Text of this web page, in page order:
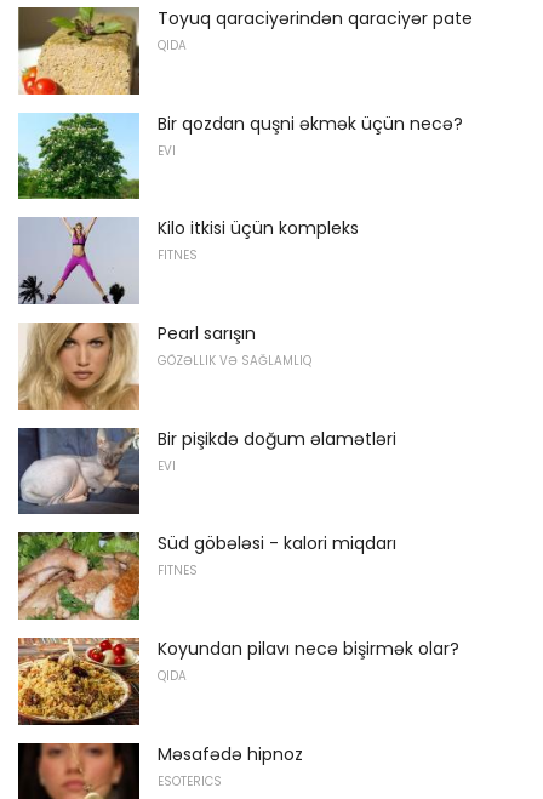
Toyuq qaraciyərindən qaraciyər pate
QIDA
Bir qozdan quşni əkmək üçün necə?
EVI
Kilo itkisi üçün kompleks
FITNES
Pearl sarışın
GÖZƏLLIK VƏ SAĞLAMLIQ
Bir pişikdə doğum əlamətləri
EVI
Süd göbələsi - kalori miqdarı
FITNES
Koyundan pilavı necə bişirmək olar?
QIDA
Məsafədə hipnoz
ESOTERICS